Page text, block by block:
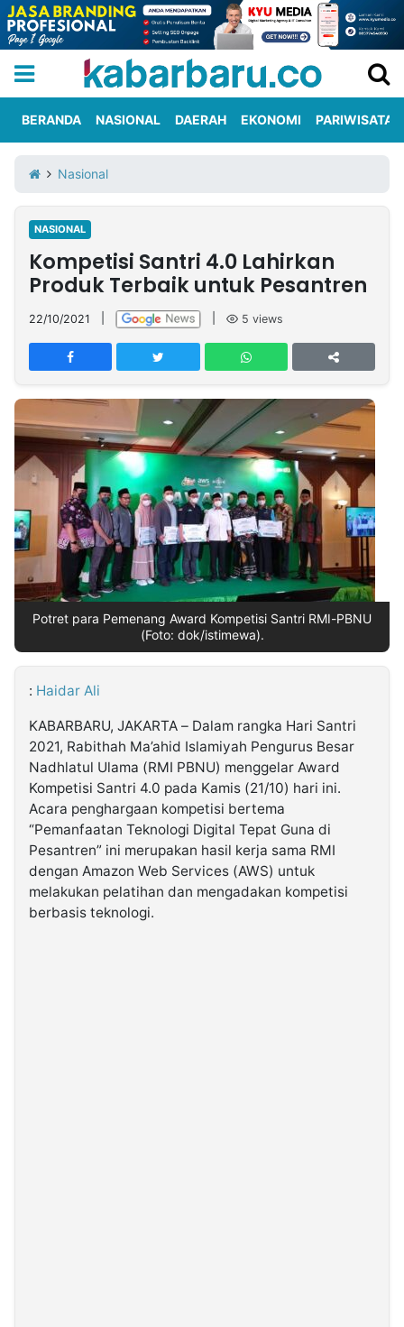
Iklan
Berita
Kami
Nasional
International
Olahraga
Entertainment
Daerah
Pariwisata
Kuliner
Kolom
Network
PT
TREETAN
MULTIMEDIA
INDONESIA
Partner
Insight
NTB
Suara
Time
Lens
IDN
Daily
Jogja
Jalan
Rakyat
Idealita
News
Kita
Notice
Dinamikapost.com
Radar
Baru
Seedbacklink
Follow
Kabarbaru
Kabarbaru.co
BERANDA NASIONAL DAERAH EKONOMI PARIWISATA
Nasional
NASIONAL
Kompetisi Santri 4.0 Lahirkan
Produk Terbaik untuk Pesantren
22/10/2021 5 views
Potret para Pemenang Award Kompetisi Santri RMI-PBNU
(Foto: dok/istimewa).
: Haidar Ali
KABARBARU, JAKARTA – Dalam rangka Hari Santri
2021, Rabithah Ma’ahid Islamiyah Pengurus Besar
Nadhlatul Ulama (RMI PBNU) menggelar Award
Kompetisi Santri 4.0 pada Kamis (21/10) hari ini.
Acara penghargaan kompetisi bertema
“Pemanfaatan Teknologi Digital Tepat Guna di
Pesantren” ini merupakan hasil kerja sama RMI
dengan Amazon Web Services (AWS) untuk
melakukan pelatihan dan mengadakan kompetisi
berbasis teknologi.